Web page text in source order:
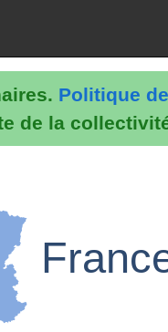
Politique
de la